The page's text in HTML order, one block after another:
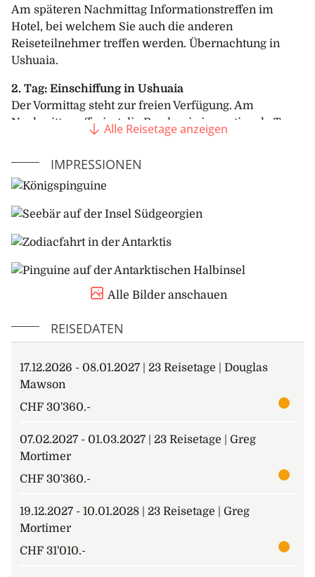
Am späteren Nachmittag Informationstreffen im
Hotel, bei welchem Sie auch die anderen
Reiseteilnehmer treffen werden. Übernachtung in
Ushuaia.
2. Tag: Einschiffung in Ushuaia
Der Vormittag steht zur freien Verfügung. Am
Nachmittag offeriert die Reederei eine optionale Tour
zum Escondido Lake. Die Fahrt führt durch Täler,
Escondido- und Fagnano-See. Auf einer Ranch
geniessen Sie ein traditionelles Lamm-Barbecue,
bevor es zurück nach Ushuaia zur Einschiffung geht.
Im Verlaufe des späteren nachmittags Einschiffung
auf das an der Pier liegende Expeditionsschiff. Gegen
3. – 4. Tag: Auf See
Nutzen Sie die erste Zeit, um sich an die Bewegungen
bereitet Sie auf Ihre erste Anlandung mit wichtigen
und startet das Vortragsprogramm, damit Sie mehr
über die Geschichte, die Tierwelt und die Umwelt der
Antarktis erfahren.
Die Erlebnisse mit der Tierwelt beginnen mit der
Beobachtung und dem Fotografieren der vielen
Riesensturmvögel, die im Kielwasser des Schiffes
vom Schiff erzeugten Luftströmungen nutzen, um an
Schwung zu gewinnen.
Alle Reisetage anzeigen
IMPRESSIONEN
Alle Bilder anschauen
REISEDATEN
17.12.2026 - 08.01.2027 | 23 Reisetage | Douglas
Mawson
CHF 30'360.-
07.02.2027 - 01.03.2027 | 23 Reisetage | Greg
Mortimer
CHF 30'360.-
19.12.2027 - 10.01.2028 | 23 Reisetage | Greg
Mortimer
CHF 31'010.-